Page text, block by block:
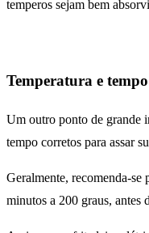
temperos sejam bem
Temperatura e
Um outro ponto de grande
tempo corretos para assar
Geralmente, recomenda-se
minutos a 200 graus, antes